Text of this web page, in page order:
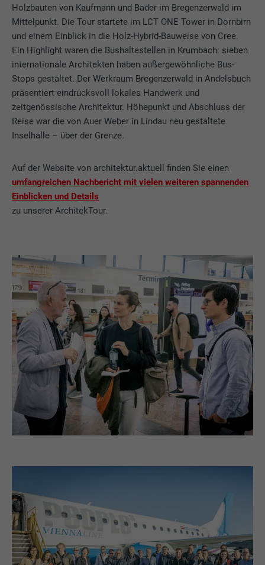
Holzbauten von Kaufmann und Bader im Bregenzerwald im
Mittelpunkt. Die Tour startete im LCT ONE Tower in Dornbirn
und einem Einblick in die Holz-Hybrid-Bauweise von Cree.
Ein Highlight waren die Bushaltestellen in Krumbach: sieben
internationale Architekten haben außergewöhnliche Bus-
Stops gestaltet. Der Werkraum Bregenzerwald in Andelsbuch
präsentiert eindrucksvoll lokales Handwerk und
zeitgenössische Architektur. Höhepunkt und Abschluss der
Reise war die von Auer Weber in Lindau neu gestaltete
Inselhalle – über der Grenze.
Auf der Website von architektur.aktuell finden Sie einen
umfangreichen Nachbericht mit vielen weiteren spannenden
Einblicken und Details
zu unserer ArchitekTour.